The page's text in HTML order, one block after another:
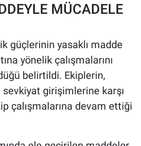
MÜCADELE
güçlerinin yasaklı madde
yönelik çalışmalarını
belirtildi. Ekiplerin,
girişimlerine karşı
çalışmalarına devam ettiği